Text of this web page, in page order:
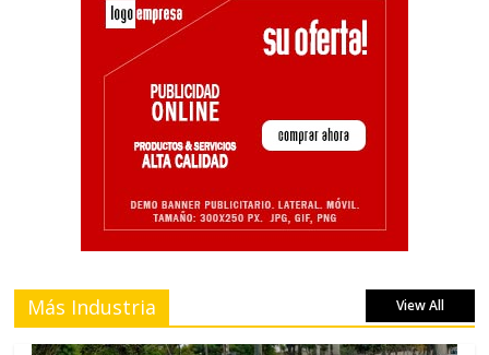
Más Industria View All